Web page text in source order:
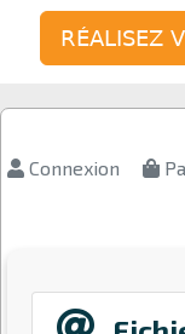
RÉALISEZ